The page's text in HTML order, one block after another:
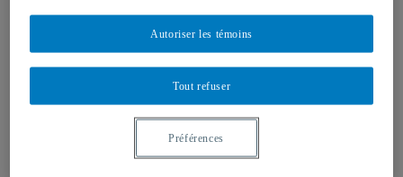
de l’information
Département d'études urbaines et touristiques
Département d'organisation et ressources humaines
École supérieure de mode
Politique et droit
Département de science politique
Département des sciences juridiques
Institut d'études internationales de Montréal
Tout refuser
Autoriser les témoins
Préférences